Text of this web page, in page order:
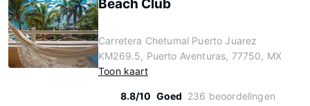
Beach Club
Carretera Chetumal Puerto Juarez
KM269.5, Puerto Aventuras, 77750, MX
Toon kaart
8.8/10 Goed 236 beoordelingen